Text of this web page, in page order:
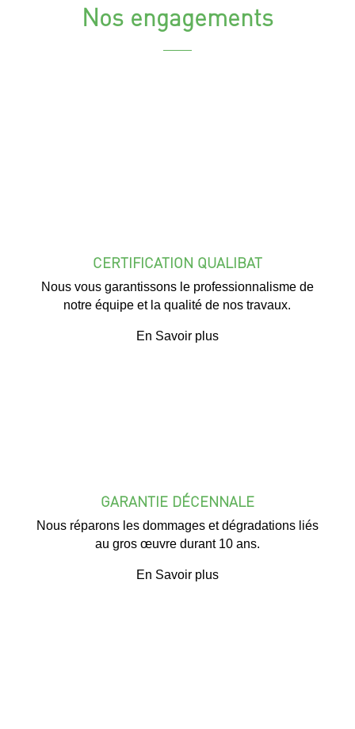
Nos engagements
CERTIFICATION QUALIBAT
Nous vous garantissons le professionnalisme de
notre équipe et la qualité de nos travaux.
En Savoir plus
GARANTIE DÉCENNALE
Nous réparons les dommages et dégradations liés
au gros œuvre durant 10 ans.
En Savoir plus